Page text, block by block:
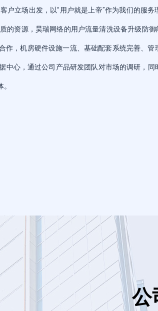
立场出发，以“用户就是上帝”作为我们的服务
的资源，昊瑞网络的用户流量清洗设备升级防
作，机房硬件设施一流、基础配套系统完善、管
中心，通过公司产品研发团队对市场的调研，同
公